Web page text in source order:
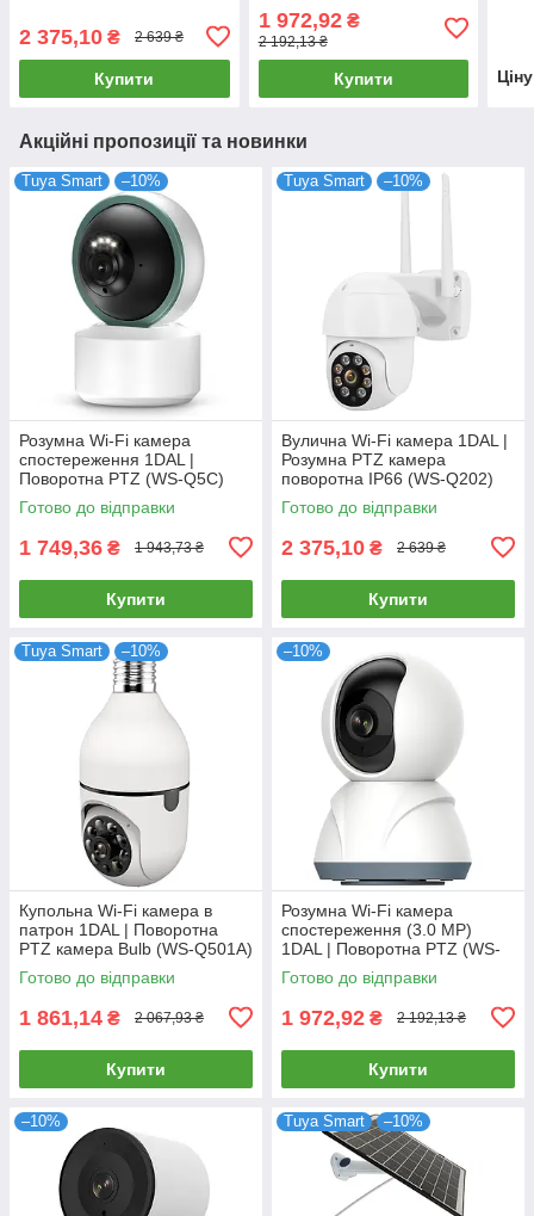
2 375,10 ₴ 2 639 ₴
Купити
1 972,92₴
2 192,13 ₴
Купити
Акційні пропозиції та новинки
Tuya Smart –10%
Розумна Wi-Fi камера
спостереження 1DAL |
Поворотна PTZ (WS-Q5C)
APP "Tuya"
Готово до відправки
1 749,36 ₴ 1 943,73 ₴
Купити
Tuya Smart –10%
Вулична Wi-Fi камера 1DAL |
Розумна PTZ камера
поворотна IP66 (WS-Q202)
APP "Tuya"
Готово до відправки
2 375,10 ₴ 2 639 ₴
Купити
Tuya Smart –10%
Купольна Wi-Fi камера в
патрон 1DAL | Поворотна
PTZ камера Bulb (WS-Q501A)
APP "Tuya"
Готово до відправки
1 861,14 ₴ 2 067,93 ₴
Купити
–10%
Розумна Wi-Fi камера
спостереження (3.0 MP)
1DAL | Поворотна PTZ (WS-
Q503A) APP "Tuya"
Готово до відправки
1 972,92 ₴ 2 192,13 ₴
Купити
–10% Tuya Smart –10%